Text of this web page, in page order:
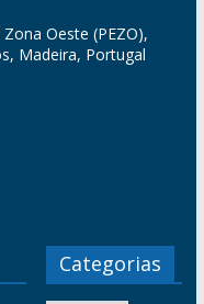
Oeste (PEZO),
Madeira, Portugal
Categorias